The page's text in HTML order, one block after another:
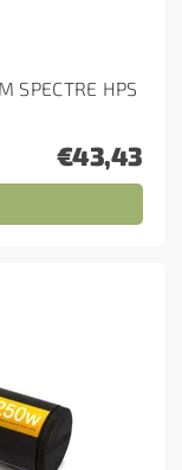
SPECTRE HPS
€43,43